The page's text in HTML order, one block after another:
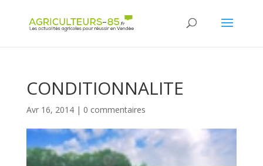
CONDITIONNALITE
Avr 16, 2014| 0 commentaires